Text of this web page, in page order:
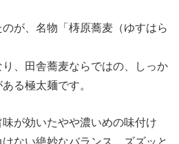
が、名物「梼原蕎麦（ゆすはら
、田舎蕎麦ならではの、しっか
る極太麺です。
が効いたやや濃いめの味付け
ない絶妙なバランス。ズズッと